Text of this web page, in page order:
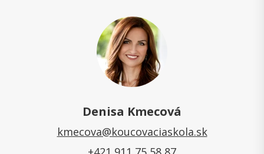
Denisa Kmecová
kmecova@koucovaciaskola.sk